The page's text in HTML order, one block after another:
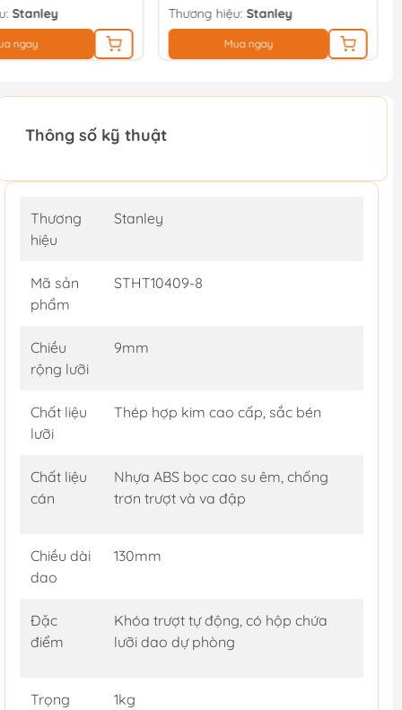
Stanley
ngay
Thương hiệu: Stanley
Mua ngay
Thông số kỹ thuật
Thương
hiệu
Stanley
Mã sản
phẩm
STHT10409-8
Chiều
rộng lưỡi
9mm
Chất liệu
lưỡi
Thép hợp kim cao cấp, sắc bén
Chất liệu
cán
Nhựa ABS bọc cao su êm, chống
trơn trượt và va đập
Chiều dài
dao
130mm
Đặc
điểm
Khóa trượt tự động, có hộp chứa
lưỡi dao dự phòng
Trọng
1kg